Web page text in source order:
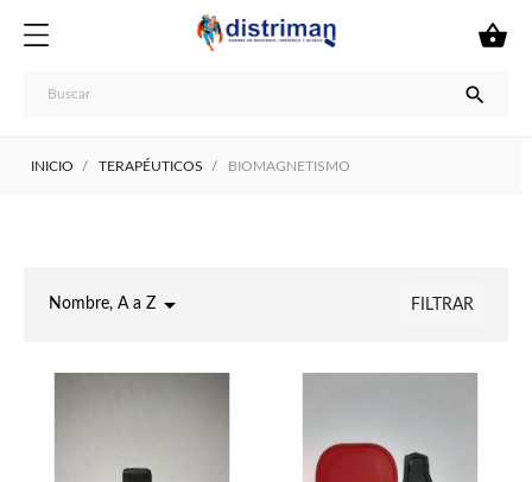


INICIO TERAPÉUTICOS BIOMAGNETISMO
Nombre, A a Z  FILTRAR